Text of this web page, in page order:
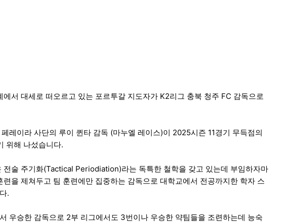
에서 대세로 떠오르고 있는 포르투갈 지도자가 K2리그 충북 청주 FC 감독으로
레이라 사단의 루이 퀸타 감독 (마누엘 레이스)이 2025시즌 11경기 무득점의
위해 나섰습니다.
전술 주기화(Tactical Periodiation)라는 독특한 철학을 갖고 있는데 부임하자마
련을 제쳐두고 팀 훈련에만 집중하는 감독으로 대학교에서 전공까지한 학자 스
.
우승한 감독으로 2부 리그에서도 3번이나 우승한 약팀들을 조련하는데 능숙